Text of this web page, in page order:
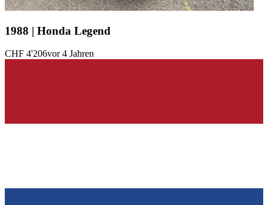
1988 | Honda Legend
CHF 4'206vor 4 Jahren